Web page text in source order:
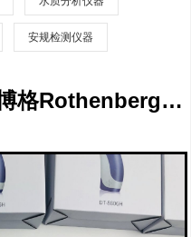
安规检测仪器
回收充注机/德国罗森博格Rothenberger回收机